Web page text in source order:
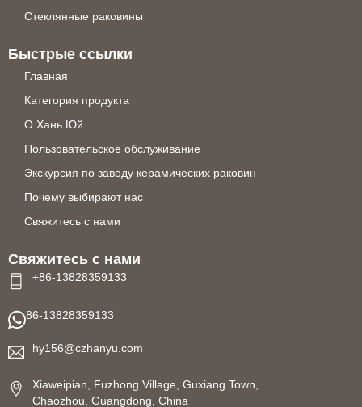
Стеклянные раковины
Быстрые ссылки
Главная
Категория продукта
О Хань Юй
Пользовательское обслуживание
Экскурсия по заводу керамических раковин
Почему выбирают нас
Свяжитесь с нами
Свяжитесь с нами
+86-13828359133
86-13828359133
hy156@czhanyu.com
Xiaweipian, Fuzhong Village, Guxiang Town,
Chaozhou, Guangdong, China